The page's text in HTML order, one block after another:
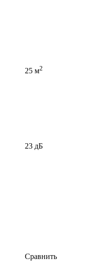
25 м2
23 дБ
Сравнить